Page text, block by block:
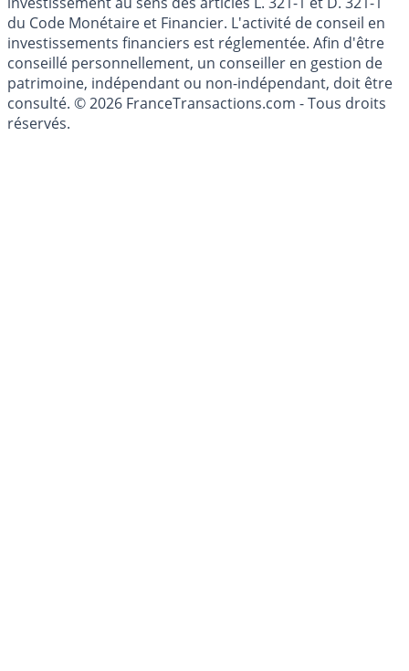
l'épargne ne sont aucunement des conseils en
investissement au sens des articles L. 321-1 et D. 321-1
du Code Monétaire et Financier. L'activité de conseil en
investissements financiers est réglementée. Afin d'être
conseillé personnellement, un conseiller en gestion de
patrimoine, indépendant ou non-indépendant, doit être
consulté. © 2026 FranceTransactions.com - Tous droits